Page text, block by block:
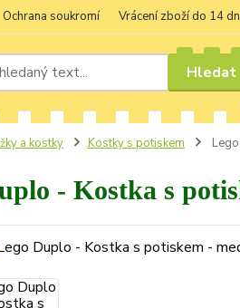
Ochrana soukromí Vrácení zboží do 14
Hledat
a kostky Kostky s potiskem
- Kostka s